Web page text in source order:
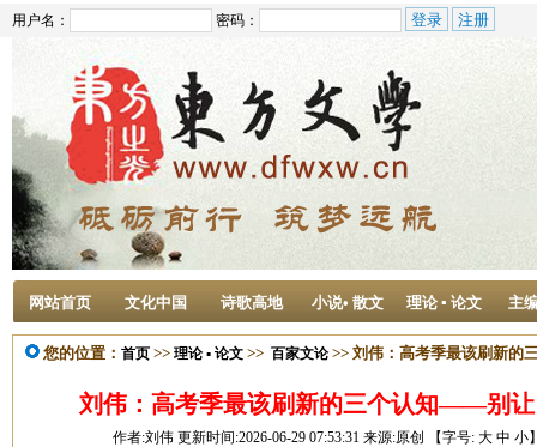
用户名： 密码：
网站首页 文化中国 诗歌高地 小说• 散文 理论 ▪ 论文 主
您的位置： 首页 >> 理论 ▪ 论文 >> 百家文论>> 刘伟：高考季最该刷新的
刘伟：高考季最该刷新的三个认知——别
作者:刘伟 更新时间:2026-06-29 07:53:31 来源:原创 【字号: 大 中 小